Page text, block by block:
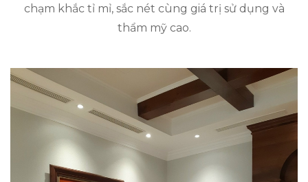
chạm khắc tỉ mỉ, sắc nét cùng giá trị sử dụng và
thẩm mỹ cao.